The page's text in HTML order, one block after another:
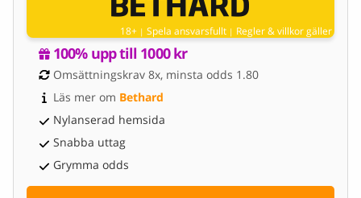
18+ | Spela ansvarsfullt | Regler & villkor gäller
100% upp till 1000 kr
Omsättningskrav 8x, minsta odds 1.80
Läs mer om Bethard
Nylanserad hemsida
Snabba uttag
Grymma odds